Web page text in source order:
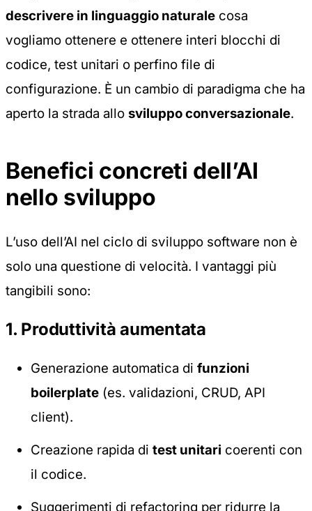
descrivere in linguaggio naturale cosa
vogliamo ottenere e ottenere interi blocchi di
codice, test unitari o perfino file di
configurazione. È un cambio di paradigma che ha
aperto la strada allo sviluppo conversazionale.
Benefici concreti dell’AI
nello sviluppo
L’uso dell’AI nel ciclo di sviluppo software non è
solo una questione di velocità. I vantaggi più
tangibili sono:
1. Produttività aumentata
Generazione automatica difunzioni
boilerplate (es. validazioni, CRUD, API
client).
Creazione rapida ditest unitari coerenti con
il codice.
Suggerimenti di refactoring per ridurre la